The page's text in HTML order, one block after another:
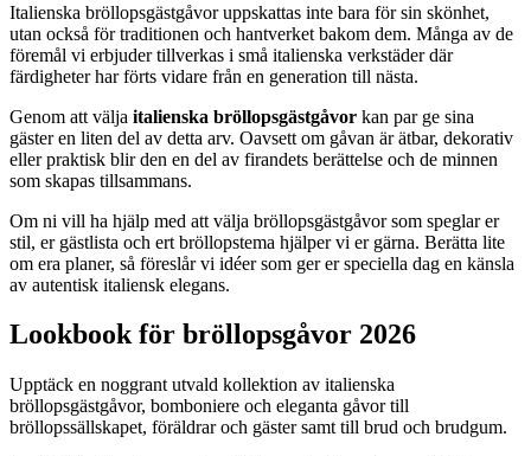
Italienska bröllopsgästgåvor uppskattas inte bara för sin skönhet,
utan också för traditionen och hantverket bakom dem. Många av de
föremål vi erbjuder tillverkas i små italienska verkstäder där
färdigheter har förts vidare från en generation till nästa.
Genom att välja italienska bröllopsgästgåvor kan par ge sina
gäster en liten del av detta arv. Oavsett om gåvan är ätbar, dekorativ
eller praktisk blir den en del av firandets berättelse och de minnen
som skapas tillsammans.
Om ni vill ha hjälp med att välja bröllopsgästgåvor som speglar er
stil, er gästlista och ert bröllopstema hjälper vi er gärna. Berätta lite
om era planer, så föreslår vi idéer som ger er speciella dag en känsla
av autentisk italiensk elegans.
Lookbook för bröllopsgåvor 2026
Upptäck en noggrant utvald kollektion av italienska
bröllopsgästgåvor, bomboniere och eleganta gåvor till
bröllopssällskapet, föräldrar och gäster samt till brud och brudgum.